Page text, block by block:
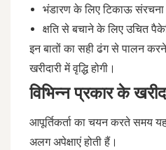
भंडारण के लिए टिकाऊ संरचना
क्षति से बचाने के लिए उचित
इन बातों का सही ढंग से पालन
खरीदारी में वृद्धि होगी।
विभिन्न प्रकार के
आपूर्तिकर्ता का चयन करते समय
अलग अपेक्षाएं होती हैं।